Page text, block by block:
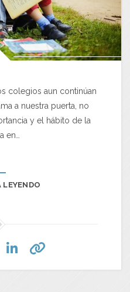
colegios aun continúan
a nuestra puerta, no
y el hábito de la
en…